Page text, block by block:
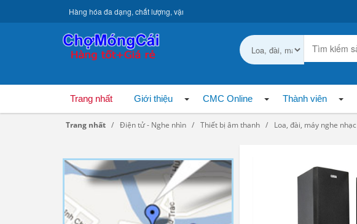
Hàng hóa đa dạng, chất lượng, vận chuyển toàn quốc.
Trang nhất Giới thiệu CMC Online Thành viên
Trang nhất Điện tử - Nghe nhìn Thiết bị âm thanh Loa, đài, máy nghe nhạc